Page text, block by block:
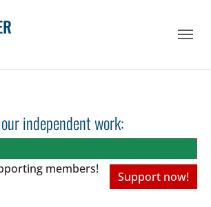
independent work:
members!
Support now!